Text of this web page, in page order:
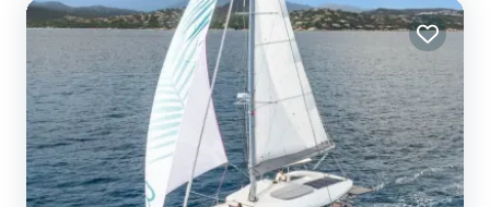
Bula über 4 Toiletten mit Dusche Es ist unter...